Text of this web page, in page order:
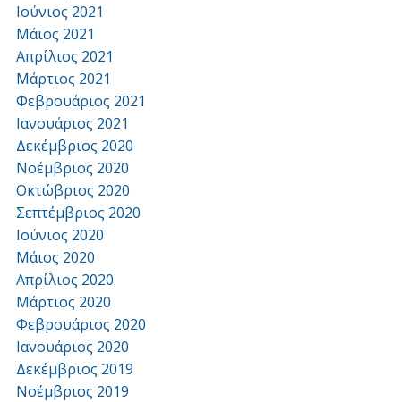
Ιούνιος 2021
Μάιος 2021
Απρίλιος 2021
Μάρτιος 2021
Φεβρουάριος 2021
Ιανουάριος 2021
Δεκέμβριος 2020
Νοέμβριος 2020
Οκτώβριος 2020
Σεπτέμβριος 2020
Ιούνιος 2020
Μάιος 2020
Απρίλιος 2020
Μάρτιος 2020
Φεβρουάριος 2020
Ιανουάριος 2020
Δεκέμβριος 2019
Νοέμβριος 2019